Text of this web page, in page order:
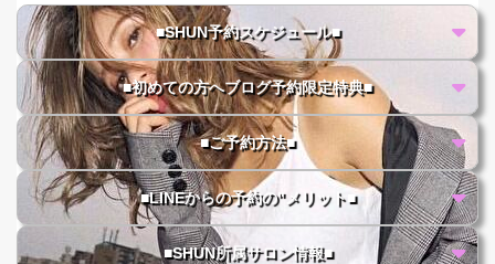
■SHUN予約スケジュール■
■初めての方へブログ予約限定特典■
■ご予約方法■
■LINEからの予約の"メリット■
■SHUN所属サロン情報■